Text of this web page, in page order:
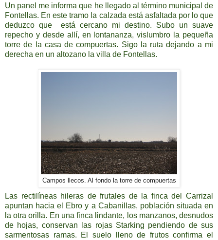
Un panel me informa que he llegado al término municipal de
Fontellas. En este tramo la calzada está asfaltada por lo que
deduzco que está cercano mi destino. Subo un suave
repecho y desde allí, en lontananza, vislumbro la pequeña
torre de la casa de compuertas. Sigo la ruta dejando a mi
derecha en un altozano la villa de Fontellas.
Campos llecos. Al fondo la torre de compuertas
Las rectilíneas hileras de frutales de la finca del Carrizal
apuntan hacia el Ebro y a Cabanillas, población situada en
la otra orilla. En una finca lindante, los manzanos, desnudos
de hojas, conservan las rojas Starking pendiendo de sus
sarmentosas ramas. El suelo lleno de frutos confirma el